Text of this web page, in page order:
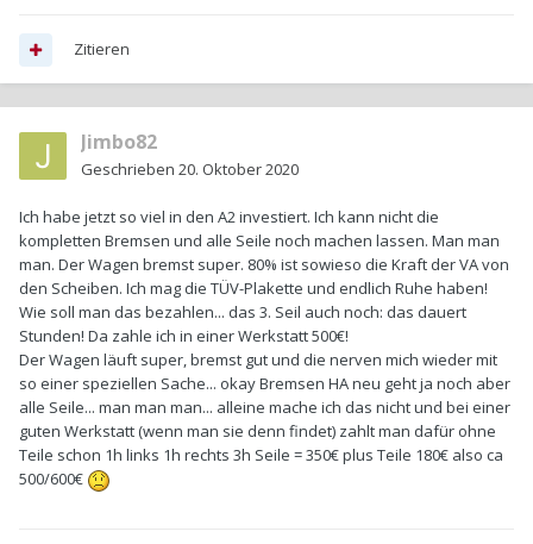
Zitieren
Jimbo82
Geschrieben 20. Oktober 2020
Ich habe jetzt so viel in den A2 investiert. Ich kann nicht die
kompletten Bremsen und alle Seile noch machen lassen. Man man
man. Der Wagen bremst super. 80% ist sowieso die Kraft der VA von
den Scheiben. Ich mag die TÜV-Plakette und endlich Ruhe haben!
Wie soll man das bezahlen... das 3. Seil auch noch: das dauert
Stunden! Da zahle ich in einer Werkstatt 500€!
Der Wagen läuft super, bremst gut und die nerven mich wieder mit
so einer speziellen Sache... okay Bremsen HA neu geht ja noch aber
alle Seile... man man man... alleine mache ich das nicht und bei einer
guten Werkstatt (wenn man sie denn findet) zahlt man dafür ohne
Teile schon 1h links 1h rechts 3h Seile = 350€ plus Teile 180€ also ca
500/600€